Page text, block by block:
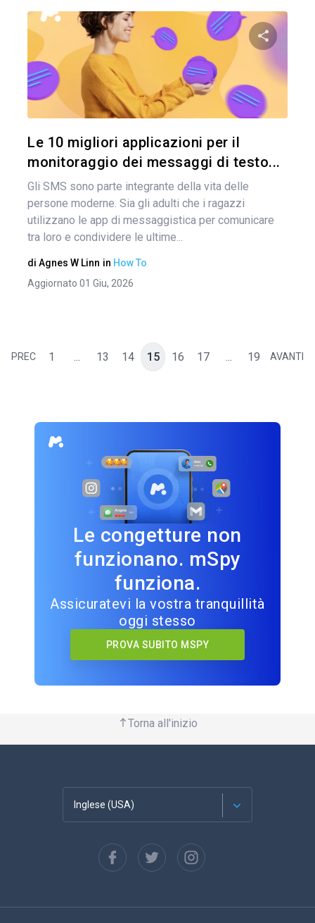
Le 10 migliori applicazioni per il
monitoraggio dei messaggi di testo...
Gli SMS sono parte integrante della vita delle
persone moderne. Sia gli adulti che i ragazzi
utilizzano le app di messaggistica per comunicare
tra loro e condividere le ultime...
di Agnes W Linn in How To
Aggiornato 01 Giu, 2026
PREC 1 ... 13 14 15 16 17 ... 19 AVANTI
Le congetture non
funzionano. mSpy
funziona.
Assicuratevi la vostra tranquillità
oggi stesso
PROVA SUBITO MSPY
Torna all'inizio
Inglese (USA)
Español
Deutsch